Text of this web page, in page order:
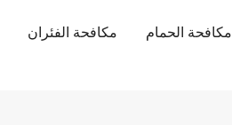
مكافحة الحمام مكافحة الفئران